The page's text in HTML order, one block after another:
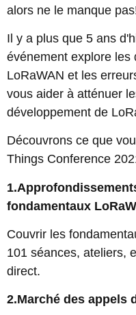
alors ne le manque
Il y a plus que 5 ans
événement explore les
LoRaWAN et les
vous aider à atténuer
développement de
Découvrons ce que
Things Conference
fondamentaux
Couvrir les
101 séances, ateliers,
direct.
2.Marché des appels